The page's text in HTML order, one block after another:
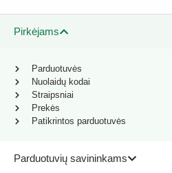
Pirkėjams
Parduotuvių savininkams
Parduotuvės
Nuolaidų kodai
Straipsniai
Prekės
Patikrintos parduotuvės